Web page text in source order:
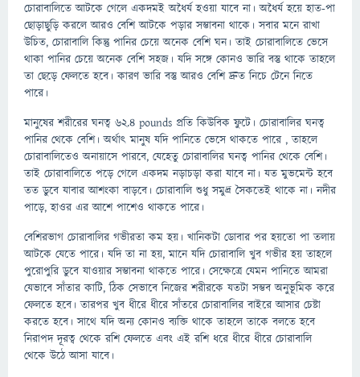
চোরাবালিতে আটকে গেলে একদমই অধৈর্য হওয়া যাবে না। অধৈর্য হয়ে হাত-পা
ছোড়াছুড়ি করলে আরও বেশি আটকে পড়ার সম্ভাবনা থাকে। সবার মনে রাখা
উচিত, চোরাবালি কিন্তু পানির চেয়ে অনেক বেশি ঘন। তাই চোরাবালিতে ভেসে
থাকা পানির চেয়ে অনেক বেশি সহজ। যদি সঙ্গে কোনও ভারি বস্তু থাকে তাহলে
তা ছেড়ে ফেলতে হবে। কারণ ভারি বস্তু আরও বেশি দ্রুত নিচে টেনে নিতে
পারে।
মানুষের শরীরের ঘনত্ব 62.4 pounds প্রতি কিউবিক ফুটে। চোরাবালির ঘনত্ব
পানির থেকে বেশি। অর্থাৎ মানুষ যদি পানিতে ভেসে থাকতে পারে , তাহলে
চোরাবালিতেও অনায়াসে পারবে, যেহেতু চোরাবালির ঘনত্ব পানির থেকে বেশি।
তাই চোরাবালিতে পড়ে গেলে একদম নড়াচড়া করা যাবে না। যত মুভমেন্ট হবে
তত ডুবে যাবার আশংকা বাড়বে। চোরাবালি শুধু সমুদ্র সৈকতেই থাকে না। নদীর
পাড়ে, হাওর এর আশে পাশেও থাকতে পারে।
বেশিরভাগ চোরাবালির গভীরতা কম হয়। খানিকটা ডোবার পর হয়তো পা তলায়
আটকে যেতে পারে। যদি তা না হয়, মানে যদি চোরাবালি খুব গভীর হয় তাহলে
পুরোপুরি ডুবে যাওয়ার সম্ভাবনা থাকতে পারে। সেক্ষেত্রে যেমন পানিতে আমরা
যেভাবে সাঁতার কাটি, ঠিক সেভাবে নিজের শরীরকে যতটা সম্ভব অনুভূমিক করে
ফেলতে হবে। তারপর খুব ধীরে ধীরে সাঁতরে চোরাবালির বাইরে আসার চেষ্টা
করতে হবে। সাথে যদি অন্য কোনও ব্যক্তি থাকে তাহলে তাকে বলতে হবে
নিরাপদ দূরত্ব থেকে রশি ফেলতে এবং এই রশি ধরে ধীরে ধীরে চোরাবালি
থেকে উঠে আসা যাবে।